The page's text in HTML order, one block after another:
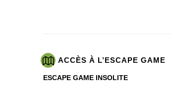
ACCÈS À L’ESCAPE GAME
ESCAPE GAME INSOLITE